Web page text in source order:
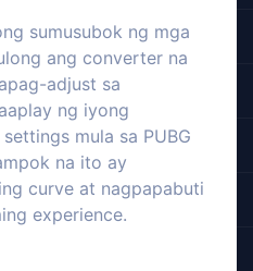
sumusubok ng mga
ang converter na
adjust sa
ng iyong
mula sa PUBG
na ito ay
curve at nagpapabuti
experience.